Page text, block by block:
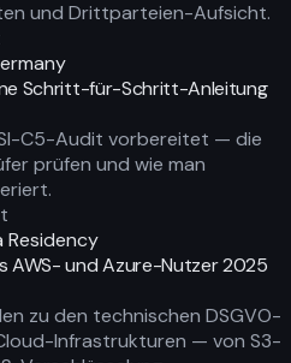
und Drittparteien-Aufsicht.
Schritt-für-Schritt-Anleitung
C5-Audit vorbereitet — die
prüfen und wie man
Residency
AWS- und Azure-Nutzer 2025
zu den technischen DSGVO-
Infrastrukturen — von S3-